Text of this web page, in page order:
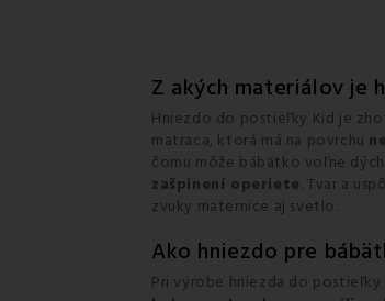
Z akých materiálov je
Hniezdo do postieľky Kid je
matraca, ktorá má na povrchu
čomu môže bábätko voľne
zašpinení operiete. Tvar a
zvuky maternice aj svetlo.
Ako hniezdo pre
Pri výrobe hniezda do